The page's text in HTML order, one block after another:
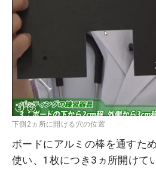
下側2ヵ所に開ける穴の位置
ボードにアルミの棒を通すた
使い、1枚につき3ヵ所開けて